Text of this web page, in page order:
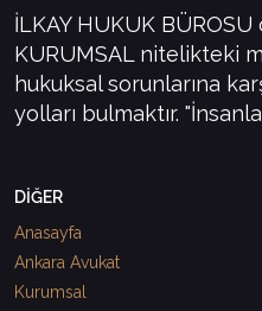
İLKAY HUKUK BÜROSU
KURUMSAL nitelikteki
hukuksal sorunlarına
yolları bulmaktır.
DİĞER
Anasayfa
Ankara Avukat
Kurumsal